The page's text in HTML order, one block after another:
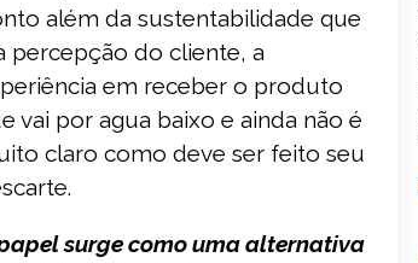
além da sustentabilidade que
percepção do cliente, a
em receber o produto
vai por agua baixo e ainda não é
claro como deve ser feito seu
surge como uma alternativa